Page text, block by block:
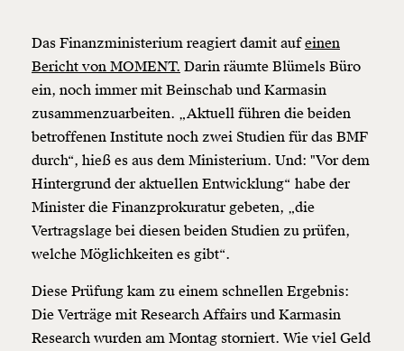
Veränderung
beginnt mit Dir!
WerdeFördermitgliedund wir können gemeinsam
Das Finanzministerium reagiert damit aufeinen
Bericht von MOMENT. Darin räumte Blümels Büro
ein, noch immer mit Beinschab und Karmasin
zusammenzuarbeiten. „Aktuell führen die beiden
betroffenen Institute noch zwei Studien für das BMF
durch“, hieß es aus dem Ministerium. Und: "Vor dem
Hintergrund der aktuellen Entwicklung“ habe der
Minister die Finanzprokuratur gebeten, „die
Vertragslage bei diesen beiden Studien zu prüfen,
welche Möglichkeiten es gibt“.
Diese Prüfung kam zu einem schnellen Ergebnis:
Die Verträge mit Research Affairs und Karmasin
Research wurden am Montag storniert. Wie viel Geld